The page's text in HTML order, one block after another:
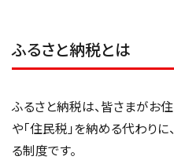
ふるさと納税とは
ふるさと納税は、皆さまがお
や「住民税」を納める代わり
る制度です。